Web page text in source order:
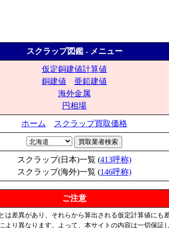
スクラップ図鑑 - メニュー
仮定銅建値計算値
銅建値
亜鉛建値
海外金属
円相場
ホーム スクラップ買取価格
スクラップ(日本)一覧 (413呼称)
スクラップ(海外)一覧 (146呼称)
ご注意
差異があり、それらから算出される仮定計算値に
より異なります。よって、本サイトの内容は一切保証し